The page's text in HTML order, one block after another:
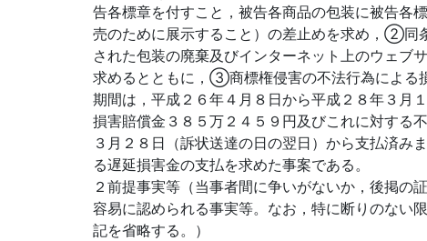
告各標章を付すこと，被告各商品の包装に被告各
売のために展示すること）の差止めを求め，②同
された包装の廃棄及びインターネット上のウェブ
求めるとともに，③商標権侵害の不法行為による
期間は，平成２６年４月８日から平成２８年３月
損害賠償金３８５万２４５９円及びこれに対する
３月２８日（訴状送達の日の翌日）から支払済み
る遅延損害金の支払を求めた事案である。
２前提事実等（当事者間に争いがないか，後掲の
容易に認められる事実等。なお，特に断りのない
記を省略する。）